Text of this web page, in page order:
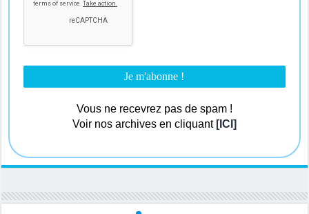
Vous ne recevrez pas de spam !
Voir nos archives en cliquant [ICI]